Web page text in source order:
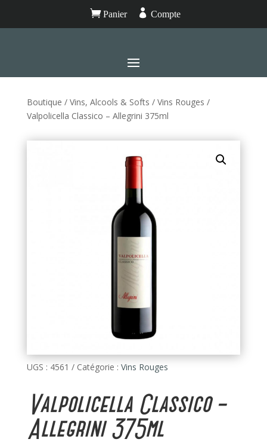
Panier  Compte
Boutique / Vins, Alcools & Softs / Vins Rouges /
Valpolicella Classico – Allegrini 375ml
UGS : 4561 Catégorie : Vins Rouges
Valpolicella Classico –
Allegrini 375ml